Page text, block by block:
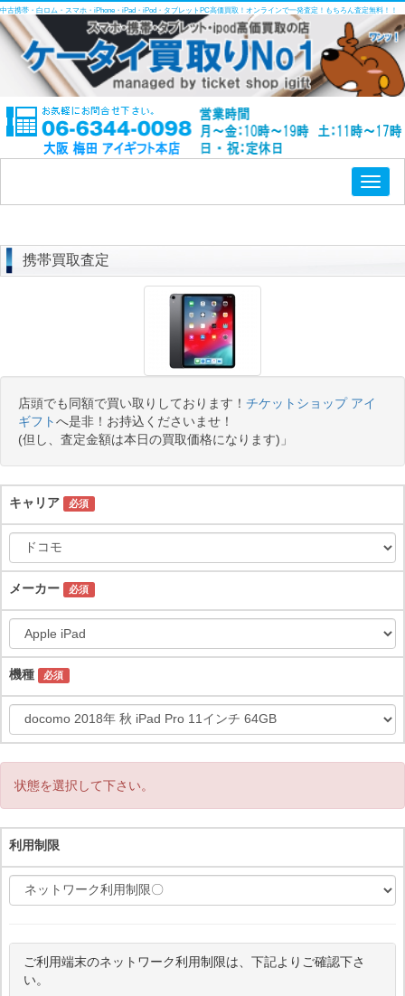
中古携帯・白ロム・スマホ・iPhone・iPad・iPod・タブレットPC高価買取！オンラインで一発査定！もちろん査定無料！！
携帯買取査定
店頭でも同額で買い取りしております！ チケットショップ アイ
ギフトへ是非！お持込くださいませ！
(但し、査定金額は本日の買取価格になります)」
キャリア 必須
メーカー 必須
機種 必須
状態を選択して下さい。
利用制限
ご利用端末のネットワーク利用制限は、下記よりご確認下さ
い。